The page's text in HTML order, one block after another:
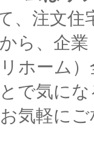
、注文
ら、企
ホーム
で気に
気軽に